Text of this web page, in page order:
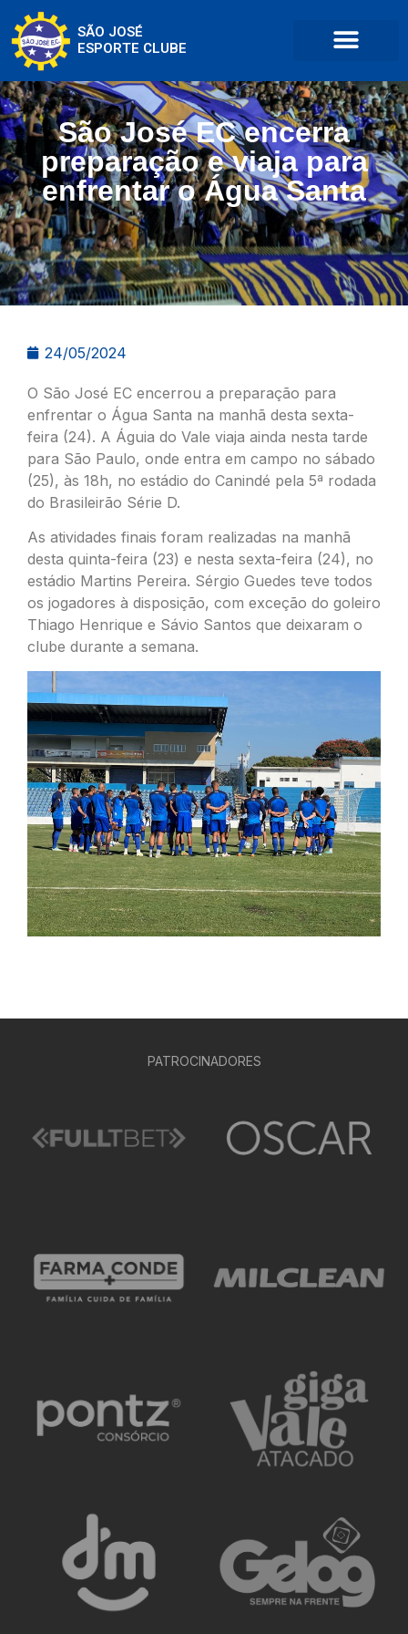
SÃO JOSÉ
ESPORTE CLUBE
São José EC encerra
preparação e viaja para
enfrentar o Água Santa
24/05/2024
O São José EC encerrou a preparação para
enfrentar o Água Santa na manhã desta sexta-
feira (24). A Águia do Vale viaja ainda nesta tarde
para São Paulo, onde entra em campo no sábado
(25), às 18h, no estádio do Canindé pela 5ª rodada
do Brasileirão Série D.
As atividades finais foram realizadas na manhã
desta quinta-feira (23) e nesta sexta-feira (24), no
estádio Martins Pereira. Sérgio Guedes teve todos
os jogadores à disposição, com exceção do goleiro
Thiago Henrique e Sávio Santos que deixaram o
clube durante a semana.
PATROCINADORES